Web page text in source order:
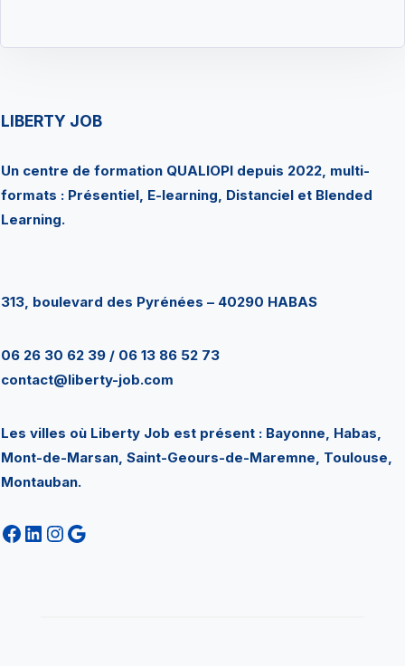
LIBERTY JOB
Un centre de formation QUALIOPI depuis 2022, multi-
formats : Présentiel, E-learning, Distanciel et Blended
Learning.
313, boulevard des Pyrénées – 40290 HABAS
06 26 30 62 39 / 06 13 86 52 73
contact@liberty-job.com
Les villes où Liberty Job est présent : Bayonne, Habas,
Mont-de-Marsan, Saint-Geours-de-Maremne, Toulouse,
Montauban.
Facebook LinkedIn Instagram Google